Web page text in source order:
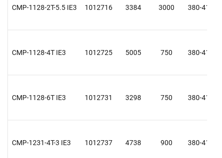
CMP-1128-2T-5.5 IE3 1012716 3384 3000 380-415 Y
CMP-1128-4T IE3 1012725 5005 750 380-415 Y
CMP-1128-6T IE3 1012731 3298 750 380-415 Y
CMP-1231-4T-3 IE3 1012737 4738 900 380-415 Y